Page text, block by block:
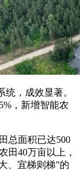
，成效显著。
，新增智能农
总面积已达500
田40万亩以上，
、宜梯则梯”的